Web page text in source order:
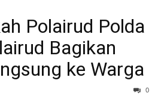
Polairud Polda
Bagikan
ke Warga
0